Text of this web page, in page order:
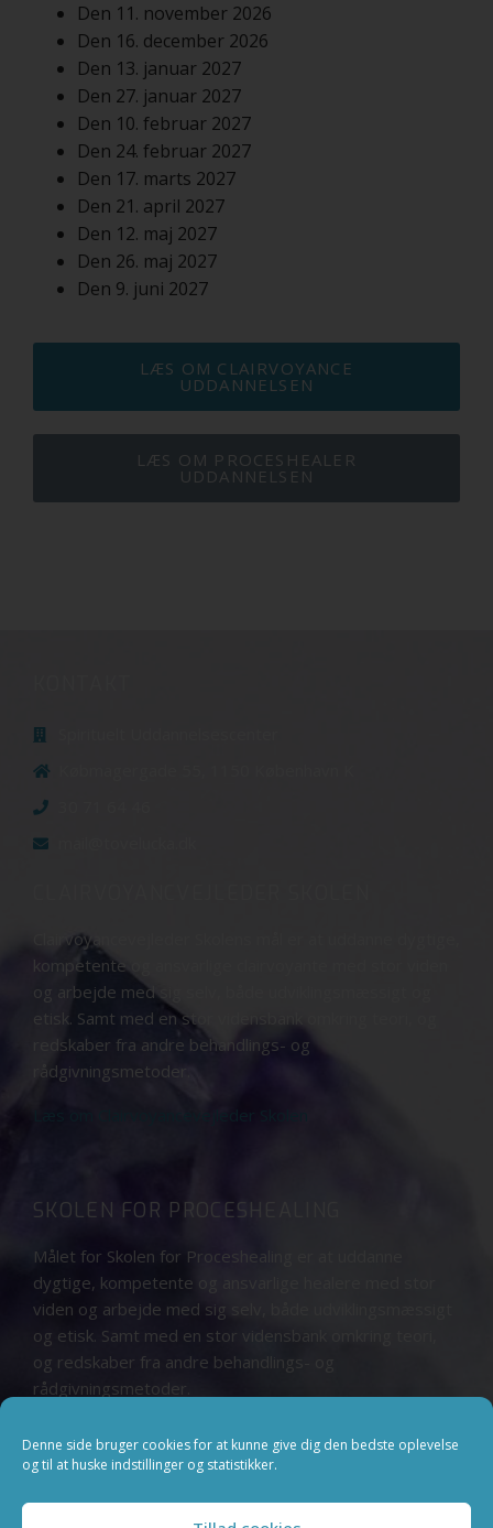
Denne side bruger cookies for at kunne give dig den bedste oplevelse
og til at huske indstillinger og statistikker.
Den 11. november 2026
Den 16. december 2026
Den 13. januar 2027
Den 27. januar 2027
Den 10. februar 2027
Den 24. februar 2027
Den 17. marts 2027
Den 21. april 2027
Den 12. maj 2027
Den 26. maj 2027
Den 9. juni 2027
LÆS OM CLAIRVOYANCE
UDDANNELSEN
LÆS OM PROCESHEALER
UDDANNELSEN
Clairvoyancevejleder Skolens mål er at uddanne dygtige,
kompetente og ansvarlige clairvoyante med stor viden
og arbejde med sig selv, både udviklingsmæssigt og
etisk. Samt med en stor vidensbank omkring teori, og
redskaber fra andre behandlings- og
rådgivningsmetoder.
SKOLEN FOR PROCESHEALING
Målet for Skolen for Proceshealing er at uddanne
dygtige, kompetente og ansvarlige healere med stor
viden og arbejde med sig selv, både udviklingsmæssigt
og etisk. Samt med en stor vidensbank omkring teori,
og redskaber fra andre behandlings- og
rådgivningsmetoder.